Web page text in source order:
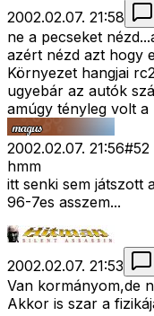
2002.02.07. 21:58
ne a pecseket
azért nézd azt hogy
Környezet hangjai
ugyebár az autók
amúgy tényleg volt
2002.02.07. 21:56#52
hmm
itt senki sem játszott
96-7es asszem...
2002.02.07. 21:53
Van kormányom,de
Akkor is szar a